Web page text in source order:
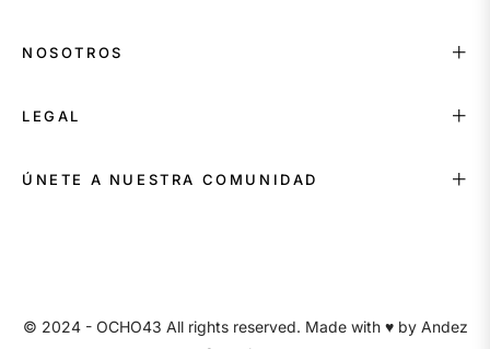
NOSOTROS
LEGAL
ÚNETE A NUESTRA COMUNIDAD
© 2024 - OCHO43 All rights reserved. Made with ♥ by Andez